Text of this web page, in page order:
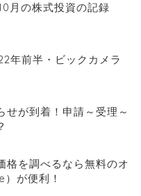
月の株式投資の記録
年前半・ビックカメラ
せが到着！申請～受理～
格を調べるなら無料のオ
が便利！